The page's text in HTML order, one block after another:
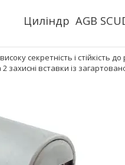
Циліндр AGB
секретність і
захисні вставки із